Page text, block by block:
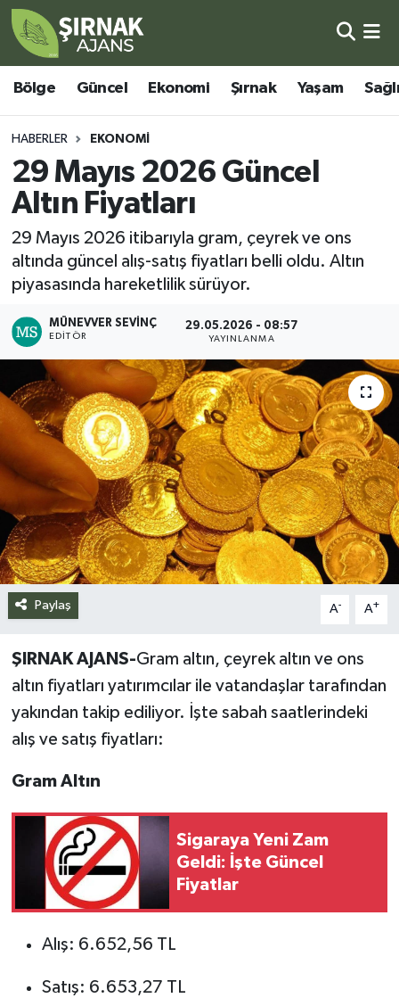
Bölge Güncel Ekonomi Şırnak Yaşam
HABERLER EKONOMI
29 Mayıs 2026 Güncel
Altın Fiyatları
29 Mayıs 2026 itibarıyla gram, çeyrek ve ons
altında güncel alış-satış fiyatları belli oldu. Altın
piyasasında hareketlilik sürüyor.
MÜNEVVER SEVINÇ
EDITÖR
29.05.2026 - 08:57
YAYINLANMA
Paylaş A- A+
ŞIRNAK AJANS-Gram altın, çeyrek altın ve ons
altın fiyatları yatırımcılar ile vatandaşlar tarafından
yakından takip ediliyor. İşte sabah saatlerindeki
alış ve satış fiyatları:
Gram Altın
Sigaraya Yeni Zam
Geldi: İşte Güncel
Fiyatlar
Alış: 6.652,56 TL
Satış: 6.653,27 TL
Bölge
Güncel
Ekonomi
Şırnak
Yaşam
Sağlık
Eğitim
Kültür - Sanat
Siyaset
Spor
Teknoloji
Yazarlar
Şırnak Nöbetçi Eczaneler
Şırnak Hava Durumu
Şirnak Namaz Vakitleri
Şırnak Trafik Yoğunluk Haritası
Süper Lig Puan Durumu ve Fikstür
Tüm Manşetler
Son Dakika Haberleri
Haber Arşivi